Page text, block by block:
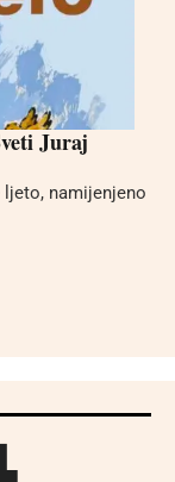
Juraj
namijenjeno